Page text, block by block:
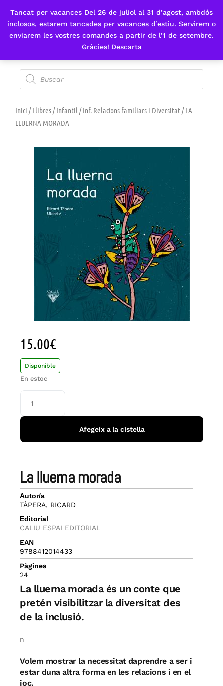
Tancat per vacances Del 26 de juliol al 31 d’agost, ambdós
inclosos, estarem tancades per vacances d’estiu. Servirem o
enviarem les vostres comandes a partir de l’1 de setembre.
Gràcies! Descarta
Fes-te'n sòcia
Inici /Llibres/Infantil /Inf. Relacions familiars i Diversitat/ LA
LLUERNA MORADA
la lluerna morada
Autor/a
TÀPERA, RICARD
Editorial
CALIU ESPAI EDITORIAL
EAN
9788412014433
Pàgines
24
La lluerna morada és un conte que
pretén visibilitzar la diversitat des
de la inclusió.
n
Volem mostrar la necessitat daprendre a ser i
estar duna altra forma en les relacions i en el
joc.
15.00€
Disponible
En estoc
Afegeix a la cistella